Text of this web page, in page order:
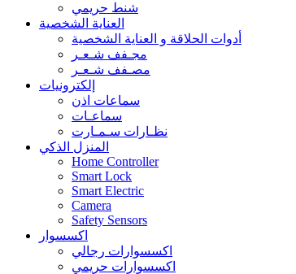
شنط حريمي
العناية الشخصية
أدوات الحلاقة و العناية الشخصية
مجـفف شـعـر
مصـفف شـعـر
إلكترونيات
سماعات اذن
سماعـات
نظـارات سـمـارت
المنزل الذكي
Home Controller
Smart Lock
Smart Electric
Camera
Safety Sensors
اكسسوار
اكسسوارات رجالي
اكسسوارات حريمي